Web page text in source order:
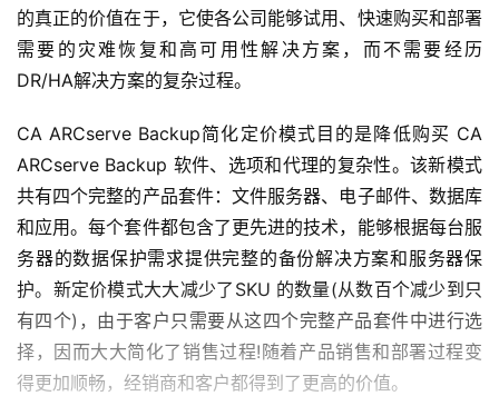
的真正的价值在于，它使各公司能够试用、快速购买和部署
需要的灾难恢复和高可用性解决方案，而不需要经历
DR/HA解决方案的复杂过程。
CA ARCserve Backup简化定价模式目的是降低购买 CA
ARCserve Backup 软件、选项和代理的复杂性。该新模式
共有四个完整的产品套件：文件服务器、电子邮件、数据库
和应用。每个套件都包含了更先进的技术，能够根据每台服
务器的数据保护需求提供完整的备份解决方案和服务器保
护。新定价模式大大减少了SKU 的数量(从数百个减少到只
有四个)，由于客户只需要从这四个完整产品套件中进行选
择，因而大大简化了销售过程!随着产品销售和部署过程变
得更加顺畅，经销商和客户都得到了更高的价值。